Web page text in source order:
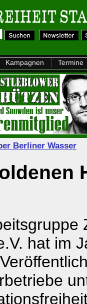
Kampagnen Termine
Berliner Wasser
hat im